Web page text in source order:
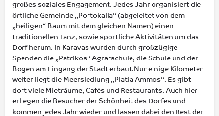
großes soziales Engagement. Jedes Jahr organisiert die
örtliche Gemeinde „Portokalia“ (abgeleitet von dem
„heiligen“ Baum mit dem gleichen Namen) einen
traditionellen Tanz, sowie sportliche Aktivitäten um das
Dorf herum. In Karavas wurden durch großzügige
Spenden die „Patrikos“ Agrarschule, die Schule und der
Bogen am Eingang der Stadt erbaut.Nur einige Kilometer
weiter liegt die Meersiedlung „Platia Ammos“. Es gibt
dort viele Mieträume, Cafés und Restaurants. Auch hier
erliegen die Besucher der Schönheit des Dorfes und
kommen jedes Jahr wieder und lassen dabei den Rest der